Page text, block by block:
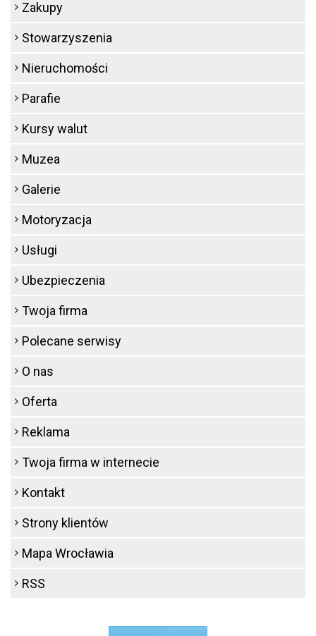
Zakupy
Stowarzyszenia
Nieruchomości
Parafie
Kursy walut
Muzea
Galerie
Motoryzacja
Usługi
Ubezpieczenia
Twoja firma
Polecane serwisy
O nas
Oferta
Reklama
Twoja firma w internecie
Kontakt
Strony klientów
Mapa Wrocławia
RSS